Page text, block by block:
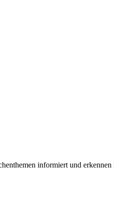
informiert und erkennen